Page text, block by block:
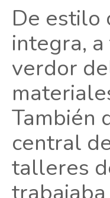
De estilo
integra,
verdor
También
central
talleres